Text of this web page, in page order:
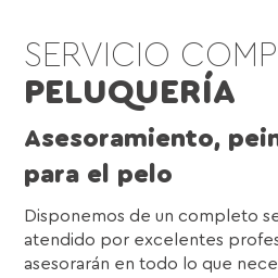
SERVICIO
PELUQUERÍA
Asesoramiento,
para el pelo
Disponemos de un completo
atendido por excelentes
asesorarán en todo lo que